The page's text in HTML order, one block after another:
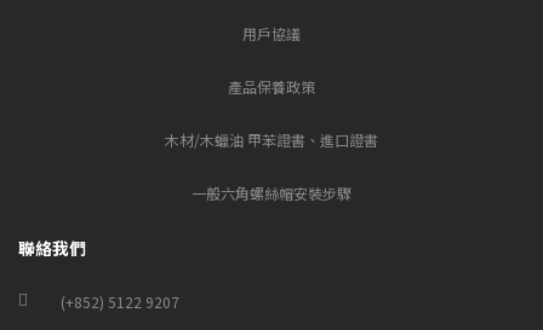
用戶協議
產品保養政策
木材/木蠟油 甲苯證書、進口證書
一般六角螺絲帽安裝步驟
聯絡我們
(+852) 5122 9207